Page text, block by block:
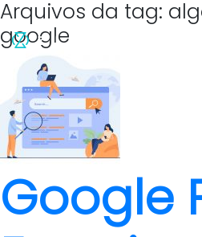
Arquivos da tag:
google
Google